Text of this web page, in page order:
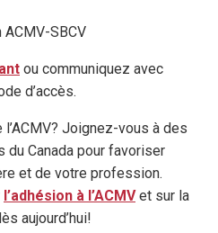
SBCV
ou communiquez avec
d’accès.
Joignez-vous à des
du Canada pour favoriser
et de votre profession.
l’adhésion à l’ACMVet sur la
aujourd’hui!